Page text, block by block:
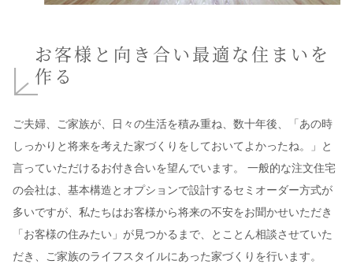
お客様と向き合い最適な住まいを
作る
ご夫婦、ご家族が、日々の生活を積み重ね、数十年後、「あの時
しっかりと将来を考えた家づくりをしておいてよかったね。」と
言っていただけるお付き合いを望んでいます。 一般的な注文住宅
の会社は、基本構造とオプションで設計するセミオーダー方式が
多いですが、私たちはお客様から将来の不安をお聞かせいただき
「お客様の住みたい」が見つかるまで、とことん相談させていた
だき、ご家族のライフスタイルにあった家づくりを行います。